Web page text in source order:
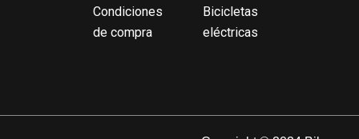
Condiciones
de compra
Bicicletas
eléctricas